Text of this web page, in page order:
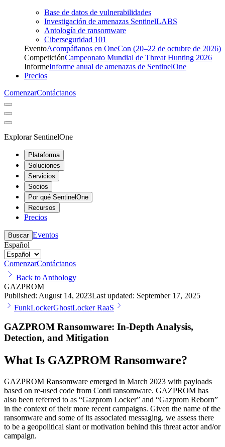
Base de datos de vulnerabilidades
Investigación de amenazas SentinelLABS
Antología de ransomware
Ciberseguridad 101
EventoAcompáñanos en OneCon (20–22 de octubre de 2026)
CompeticiónCampeonato Mundial de Threat Hunting 2026
InformeInforme anual de amenazas de SentinelOne
Precios
ComenzarContáctanos
Explorar SentinelOne
Plataforma
Soluciones
Servicios
Socios
Por qué SentinelOne
Recursos
Precios
Buscar Eventos
Español
ComenzarContáctanos
Back to Anthology
GAZPROM
Published: August 14, 2023Last updated: September 17, 2025
FunkLockerGhostLocker RaaS
GAZPROM Ransomware: In-Depth Analysis,
Detection, and Mitigation
What Is GAZPROM Ransomware?
GAZPROM Ransomware emerged in March 2023 with payloads
based on re-used code from Conti ransomware. GAZPROM has
also been referred to as “Gazprom Locker” and “Gazprom Reborn”
in the context of their more recent campaigns. Given the name of the
ransomware and some of its associated messaging, we assess there
to be a geopolitical slant or motivation behind this threat actor and/or
campaign.